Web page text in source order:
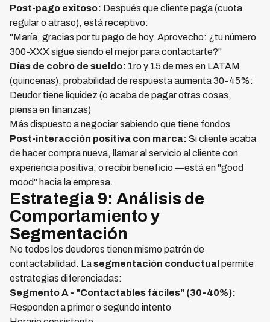
Post-pago exitoso: Después que cliente paga (cuota
regular o atraso), está receptivo:
"María, gracias por tu pago de hoy. Aprovecho: ¿tu número
300-XXX sigue siendo el mejor para contactarte?"
Días de cobro de sueldo: 1ro y 15 de mes en LATAM
(quincenas), probabilidad de respuesta aumenta 30-45%:
Deudor tiene liquidez (o acaba de pagar otras cosas,
piensa en finanzas)
Más dispuesto a negociar sabiendo que tiene fondos
Post-interacción positiva con marca: Si cliente acaba
de hacer compra nueva, llamar al servicio al cliente con
experiencia positiva, o recibir beneficio —está en "good
mood" hacia la empresa.
Estrategia 9: Análisis de
Comportamiento y
Segmentación
No todos los deudores tienen mismo patrón de
contactabilidad. Lasegmentación conductual permite
estrategias diferenciadas:
Segmento A - "Contactables fáciles" (30-40%):
Responden a primer o segundo intento